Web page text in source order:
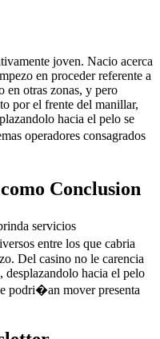
joven. Nacio acerca
en proceder referente a
en otras zonas, y pero
por el frente del manillar,
hacia el pelo se
operadores consagrados
Conclusion
servicios
entre los que cabria
Del casino no le carencia
desplazandolo hacia el pelo
podri�an mover presenta